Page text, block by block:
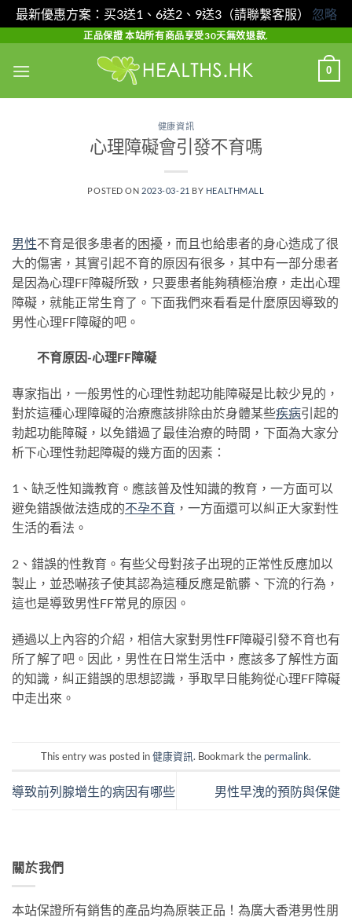
最新優惠方案：买3送1、6送2、9送3（請聯繫客服） 忽略
content
正品保證 本站所有商品享受30天無效退款.
0
健康資訊
心理障礙會引發不育嗎
POSTED ON 2023-03-21 BY HEALTHMALL
男性不育是很多患者的困擾，而且也給患者的身心造成了很
大的傷害，其實引起不育的原因有很多，其中有一部分患者
是因為心理FF障礙所致，只要患者能夠積極治療，走出心理
障礙，就能正常生育了。下面我們來看看是什麼原因導致的
男性心理FF障礙的吧。
不育原因-心理FF障礙
專家指出，一般男性的心理性勃起功能障礙是比較少見的，
對於這種心理障礙的治療應該排除由於身體某些疾病引起的
勃起功能障礙，以免錯過了最佳治療的時間，下面為大家分
析下心理性勃起障礙的幾方面的因素：
1、缺乏性知識教育。應該普及性知識的教育，一方面可以
避免錯誤做法造成的不孕不育 ，一方面還可以糾正大家對性
生活的看法。
2、錯誤的性教育。有些父母對孩子出現的正常性反應加以
製止，並恐嚇孩子使其認為這種反應是骯髒、下流的行為，
這也是導致男性FF常見的原因。
通過以上內容的介紹，相信大家對男性FF障礙引發不育也有
所了解了吧。因此，男性在日常生活中，應該多了解性方面
的知識，糾正錯誤的思想認識，爭取早日能夠從心理FF障礙
中走出來。
This entry was posted in健康資訊. Bookmark the permalink.
導致前列腺增生的病因有哪些 男性早洩的預防與保健
關於我們
本站保證所有銷售的產品均為原裝正品！為廣大香港男性朋